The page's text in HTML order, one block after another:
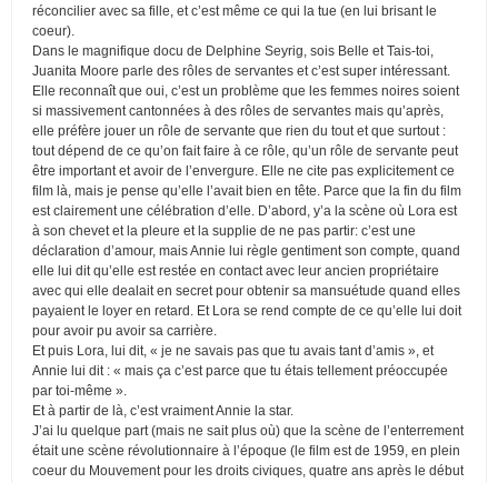
réconcilier avec sa fille, et c’est même ce qui la tue (en lui brisant le
coeur).
Dans le magnifique docu de Delphine Seyrig, sois Belle et Tais-toi,
Juanita Moore parle des rôles de servantes et c’est super intéressant.
Elle reconnaît que oui, c’est un problème que les femmes noires soient
si massivement cantonnées à des rôles de servantes mais qu’après,
elle préfère jouer un rôle de servante que rien du tout et que surtout :
tout dépend de ce qu’on fait faire à ce rôle, qu’un rôle de servante peut
être important et avoir de l’envergure. Elle ne cite pas explicitement ce
film là, mais je pense qu’elle l’avait bien en tête. Parce que la fin du film
est clairement une célébration d’elle. D’abord, y’a la scène où Lora est
à son chevet et la pleure et la supplie de ne pas partir: c’est une
déclaration d’amour, mais Annie lui règle gentiment son compte, quand
elle lui dit qu’elle est restée en contact avec leur ancien propriétaire
avec qui elle dealait en secret pour obtenir sa mansuétude quand elles
payaient le loyer en retard. Et Lora se rend compte de ce qu’elle lui doit
pour avoir pu avoir sa carrière.
Et puis Lora, lui dit, « je ne savais pas que tu avais tant d’amis », et
Annie lui dit : « mais ça c’est parce que tu étais tellement préoccupée
par toi-même ».
Et à partir de là, c’est vraiment Annie la star.
J’ai lu quelque part (mais ne sait plus où) que la scène de l’enterrement
était une scène révolutionnaire à l’époque (le film est de 1959, en plein
coeur du Mouvement pour les droits civiques, quatre ans après le début